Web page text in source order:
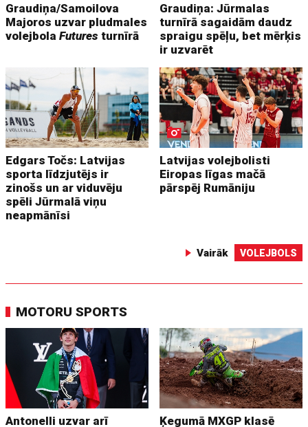
Graudiņa/Samoilova
Majoros uzvar pludmales
volejbolaFutures turnīrā
Graudiņa: Jūrmalas
turnīrā sagaidām daudz
spraigu spēļu, bet mērķis
ir uzvarēt
Edgars Točs: Latvijas
sporta līdzjutējs ir
zinošs un ar viduvēju
spēli Jūrmalā viņu
neapmānīsi
Latvijas volejbolisti
Eiropas līgas mačā
pārspēj Rumāniju
Vairāk VOLEJBOLS
MOTORU SPORTS
Antonelli uzvar arī Ķegumā MXGP klasē